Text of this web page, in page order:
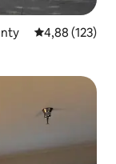
Évaluation
4,88 (123)